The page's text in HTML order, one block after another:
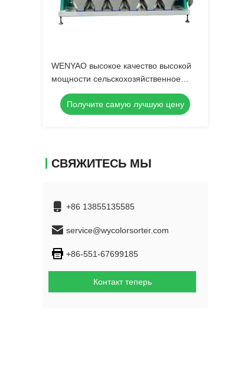
WENYAO высокое качество высокой
мощности сельскохозяйственное
использование комбинированная
машина для обработки риса Япония
для датчика CCD 0,999 точность
Получите самую лучшую цену
СВЯЖИТЕСЬ МЫ
+86 13855135585
service@wycolorsorter.com
+86-551-67699185
Контакт теперь